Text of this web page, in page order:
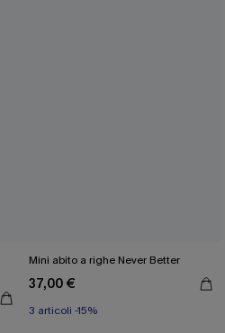
Mini abito a righe Never Better
37,00 €
3 articoli -15%